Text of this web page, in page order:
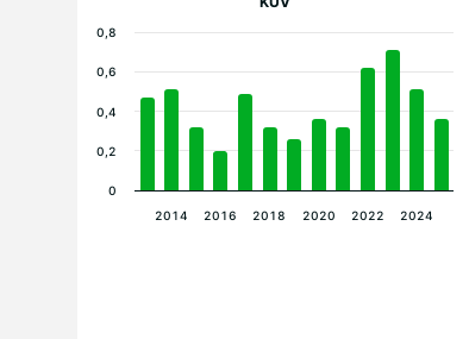
2014 2016 2018 2020 2022 2024
0
0,2
0,4
0,6
0,8